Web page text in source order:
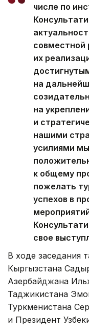
числе по
совместной
их
на
на
и
нашими
усилиями
к общему
пожелать
успехов в
свое
В ходе заседания
Кыргызстана
Азербайджана
Таджикистана
Туркменистана
и Президент